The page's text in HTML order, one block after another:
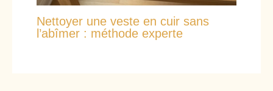
Nettoyer une veste en cuir sans
l’abîmer : méthode experte